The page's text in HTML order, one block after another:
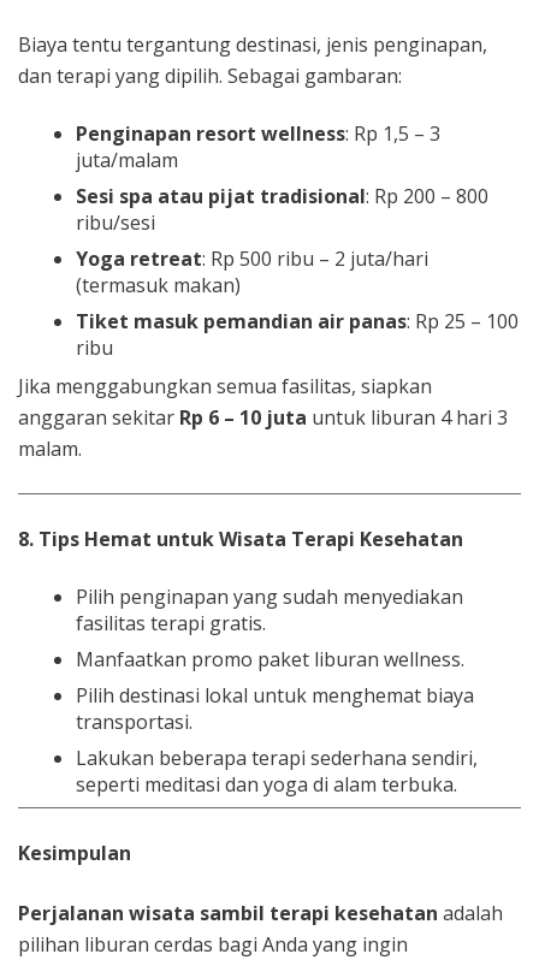
Biaya tentu tergantung destinasi, jenis penginapan,
dan terapi yang dipilih. Sebagai gambaran:
Penginapan resort wellness: Rp 1,5 – 3
juta/malam
Sesi spa atau pijat tradisional: Rp 200 – 800
ribu/sesi
Yoga retreat: Rp 500 ribu – 2 juta/hari
(termasuk makan)
Tiket masuk pemandian air panas: Rp 25 – 100
ribu
Jika menggabungkan semua fasilitas, siapkan
anggaran sekitar Rp 6 – 10 juta untuk liburan 4 hari 3
malam.
8. Tips Hemat untuk Wisata Terapi Kesehatan
Pilih penginapan yang sudah menyediakan
fasilitas terapi gratis.
Manfaatkan promo paket liburan wellness.
Pilih destinasi lokal untuk menghemat biaya
transportasi.
Lakukan beberapa terapi sederhana sendiri,
seperti meditasi dan yoga di alam terbuka.
Kesimpulan
Perjalanan wisata sambil terapi kesehatan adalah
pilihan liburan cerdas bagi Anda yang ingin